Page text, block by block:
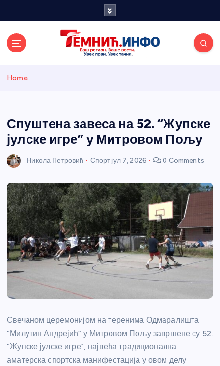
и портал
Home
Спуштена завеса на 52. “Жупске
јулске игре” у Митровом Пољу
Никола Петровић Спорт јул 7, 2026 0 Comments
Свечаном церемонијом на теренима Одмаралишта
“Милутин Андрејић” у Митровом Пољу завршене су 52.
“Жупске јулске игре”, највећа традиционална
аматерска спортска манифестација у овом делу